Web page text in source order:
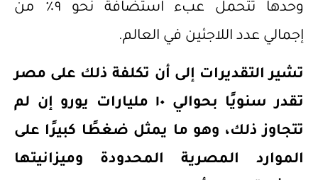
وحدها تتحمل عبء استضافة نحو ٩٪ من
إجمالي عدد اللاجئين في العالم.
تشير التقديرات إلى أن تكلفة ذلك على مصر
تقدر سنويًا بحوالي ١٠ مليارات يورو إن لم
تتجاوز ذلك، وهو ما يمثل ضغطًا كبيرًا على
الموارد المصرية المحدودة وميزانيتها